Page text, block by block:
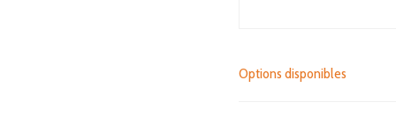
Options disponibles